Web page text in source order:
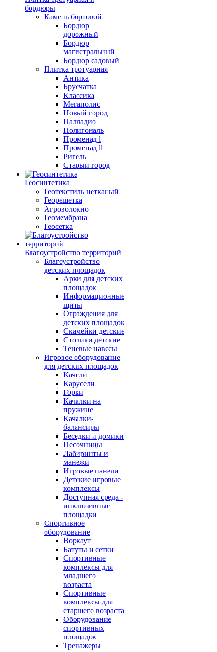
бордюры
Камень бортовой
Бордюр
дорожный
Бордюр
магистральный
Бордюр садовый
Плитка тротуарная
Антика
Брусчатка
Классика
Мегаполис
Новый город
Палладио
Полигональ
Променад l
Променад ll
Ригель
Старый город
Геосинтетика
Геотекстиль нетканый
Георешетка
Агроволокно
Геомембрана
Геосетка
Благоустройство территорий
Благоустройство
детских площадок
Арки для детских
площадок
Информационные
щиты
Ограждения для
детских площадок
Скамейки детские
Столики детские
Теневые навесы
Игровое оборудование
для детских площадок
Качели
Карусели
Горки
Качалки на
пружине
Качалки-
балансиры
Беседки и домики
Песочницы
Лабиринты и
манежи
Игровые панели
Детские игровые
комплексы
Доступная среда -
инклюзивные
площадки
Спортивное
оборудование
Воркаут
Батуты и сетки
Спортивные
комплексы для
младшего
возраста
Спортивные
комплексы для
старшего возраста
Оборудование
спортивных
площадок
Тренажеры